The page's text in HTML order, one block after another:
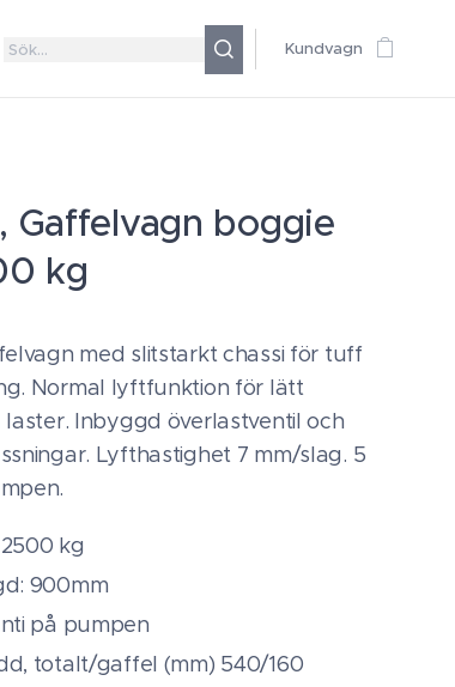
Kundvagn
Gaffelvagn boggie
kg
med slitstarkt chassi för tuff
Normal lyftfunktion för lätt
Inbyggd överlastventil och
Lyfthastighet 7 mm/slag. 5
kg
900mm
på pumpen
totalt/gaffel (mm) 540/160